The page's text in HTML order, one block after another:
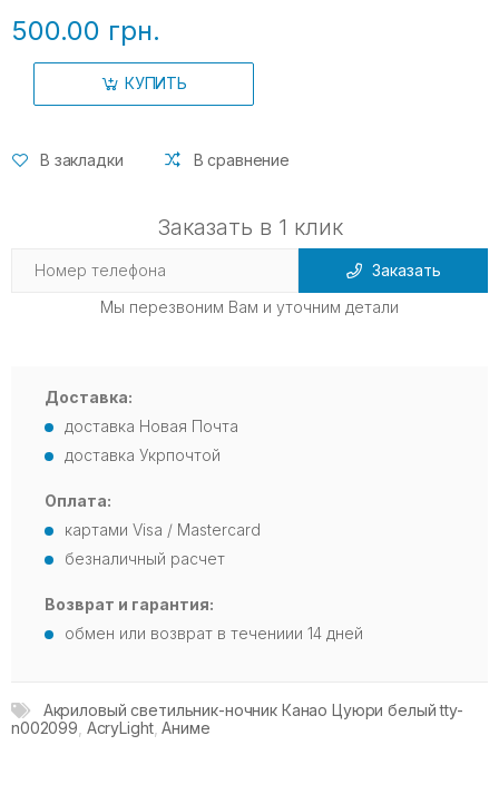
500.00 грн.
КУПИТЬ
В закладки В сравнение
Заказать в 1 клик
Заказать
Мы перезвоним Вам и уточним детали
Доставка:
доставка Новая Почта
доставка Укрпочтой
Оплата:
картами Visa / Mastercard
безналичный расчет
Возврат и гарантия:
обмен или возврат в течениии 14 дней
Акриловый светильник-ночник Канао Цуюри белый tty-
n002099 AcryLight,Аниме